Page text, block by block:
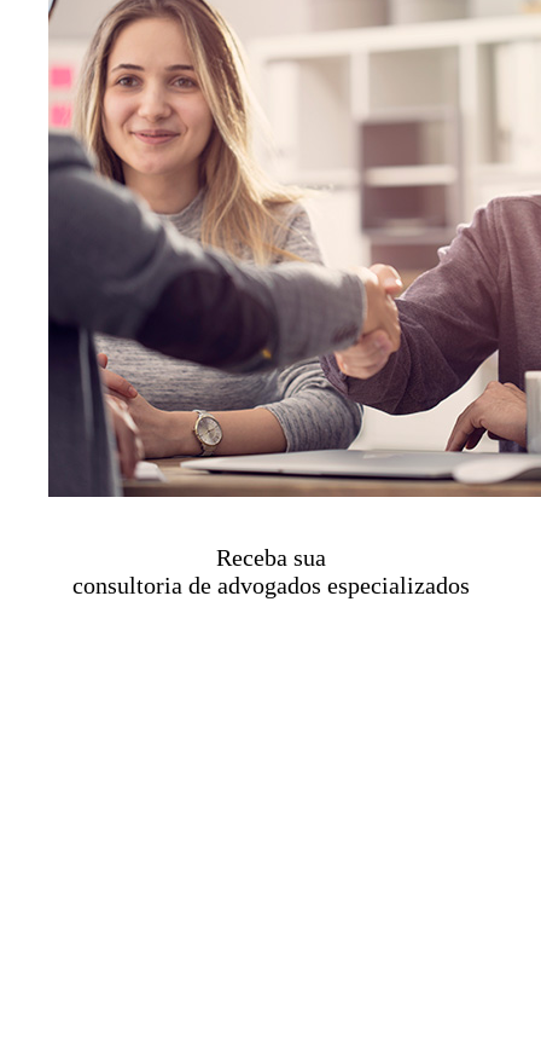
Receba sua
consultoria de advogados especializados